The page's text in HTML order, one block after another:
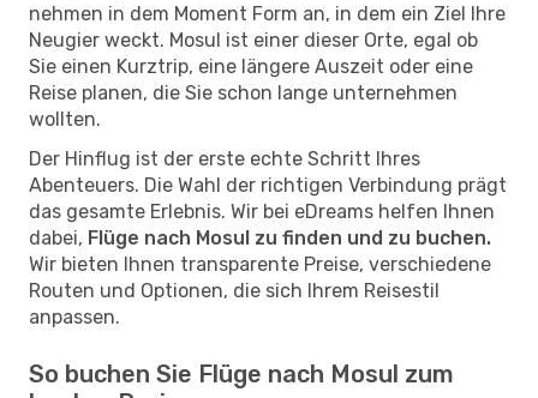
nehmen in dem Moment Form an, in dem ein Ziel Ihre
Neugier weckt. Mosul ist einer dieser Orte, egal ob
Sie einen Kurztrip, eine längere Auszeit oder eine
Reise planen, die Sie schon lange unternehmen
wollten.
Der Hinflug ist der erste echte Schritt Ihres
Abenteuers. Die Wahl der richtigen Verbindung prägt
das gesamte Erlebnis. Wir bei eDreams helfen Ihnen
dabei, Flüge nach Mosul zu finden und zu buchen.
Wir bieten Ihnen transparente Preise, verschiedene
Routen und Optionen, die sich Ihrem Reisestil
anpassen.
So buchen Sie Flüge nach Mosul zum